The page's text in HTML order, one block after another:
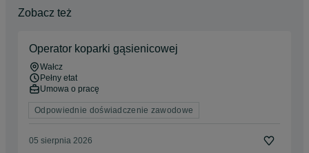
Zobacz też
Operator koparki gąsienicowej
Wałcz
Pełny etat
Umowa o pracę
Odpowiednie doświadczenie zawodowe
05 sierpnia 2026